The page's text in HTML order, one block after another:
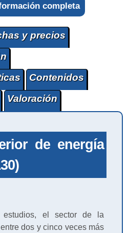
completa
y precios
Contenidos
Valoración
de energía
estudios, el sector de la
dos y cinco veces más